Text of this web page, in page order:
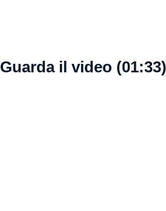
Guarda il video (01:33)